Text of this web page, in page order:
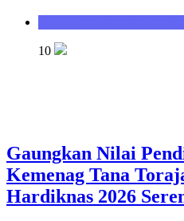
10
Gaungkan Nilai
Kemenag Tana
Hardiknas 2026